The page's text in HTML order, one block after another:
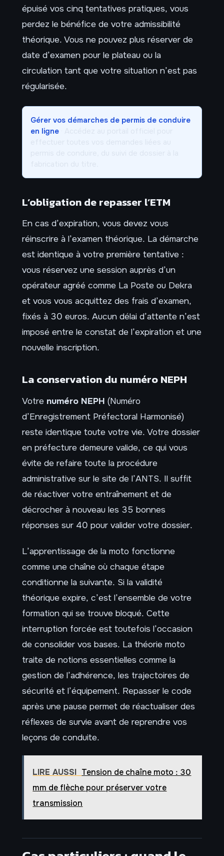
épuisé vos cinq tentatives pratiques, vous
perdez le bénéfice de votre admissibilité
théorique. Vous ne pouvez plus réserver de
date d’examen pour le plateau ou la
circulation tant que votre situation n’est pas
régularisée.
Gérer vos démarches de permis de conduire
en ligne
L’obligation de repasser l’ETM
En cas d’expiration, vous devez vous
réinscrire à l’examen théorique. La démarche
est identique à votre première tentative :
vous réservez une session auprès d’un
opérateur agréé comme La Poste ou Dekra
et vous vous acquittez des frais d’examen,
fixés à 30 euros. Aucun délai d’attente n’est
imposé entre le constat de l’expiration et une
nouvelle inscription.
La conservation du numéro NEPH
Votre numéro NEPH (Numéro
d’Enregistrement Préfectoral Harmonisé)
reste identique toute votre vie. Votre dossier
en préfecture demeure valide, ce qui vous
évite de refaire toute la procédure
administrative sur le site de l’ANTS. Il suffit
de réactiver votre entraînement et de
décrocher à nouveau les 35 bonnes
réponses sur 40 pour valider votre dossier.
L’apprentissage de la moto fonctionne
comme une chaîne où chaque étape
conditionne la suivante. Si la validité
théorique expire, c’est l’ensemble de votre
formation qui se trouve bloqué. Cette
interruption forcée est toutefois l’occasion
de consolider vos bases. La théorie moto
traite de notions essentielles comme la
gestion de l’adhérence, les trajectoires de
sécurité et l’équipement. Repasser le code
après une pause permet de réactualiser des
réflexes de survie avant de reprendre vos
leçons de conduite.
LIRE AUSSI Tension de chaîne moto : 30
mm de flèche pour préserver votre
transmission